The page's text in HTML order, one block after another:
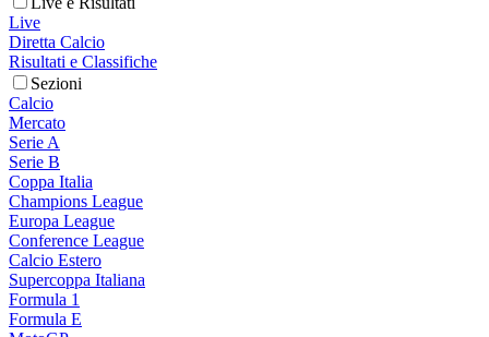
Live
Diretta Calcio
Risultati e Classifiche
Sezioni
Calcio
Mercato
Serie A
Serie B
Coppa Italia
Champions League
Europa League
Conference League
Calcio Estero
Supercoppa Italiana
Formula 1
Formula E